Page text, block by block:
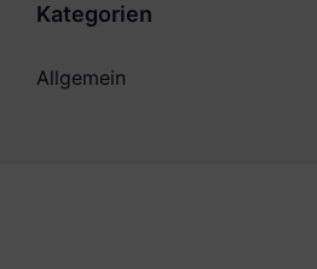
Kategorien
Allgemein